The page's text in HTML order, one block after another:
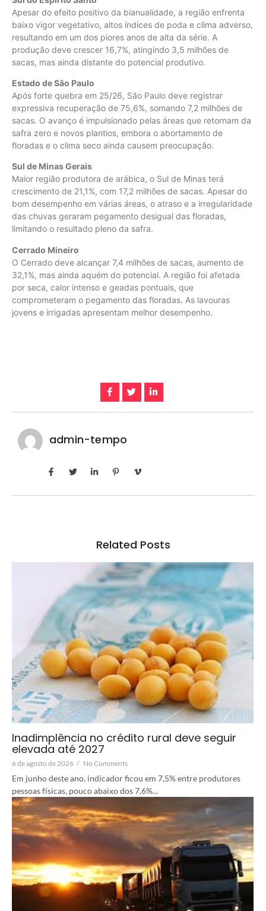
Apesar do efeito positivo da bianualidade, a região enfrenta
baixo vigor vegetativo, altos índices de poda e clima adverso,
resultando em um dos piores anos de alta da série. A
produção deve crescer 16,7%, atingindo 3,5 milhões de
sacas, mas ainda distante do potencial produtivo.
Estado de São Paulo
Após forte quebra em 25/26, São Paulo deve registrar
expressiva recuperação de 75,6%, somando 7,2 milhões de
sacas. O avanço é impulsionado pelas áreas que retornam da
safra zero e novos plantios, embora o abortamento de
floradas e o clima seco ainda causem preocupação.
Sul de Minas Gerais
Maior região produtora de arábica, o Sul de Minas terá
crescimento de 21,1%, com 17,2 milhões de sacas. Apesar do
bom desempenho em várias áreas, o atraso e a irregularidade
das chuvas geraram pegamento desigual das floradas,
limitando o resultado pleno da safra.
Cerrado Mineiro
O Cerrado deve alcançar 7,4 milhões de sacas, aumento de
32,1%, mas ainda aquém do potencial. A região foi afetada
por seca, calor intenso e geadas pontuais, que
comprometeram o pegamento das floradas. As lavouras
jovens e irrigadas apresentam melhor desempenho.
admin-tempo
Related Posts
Inadimplência no crédito rural deve seguir
elevada até 2027
6 de agosto de 2026 / No Comments
Em junho deste ano, indicador ficou em 7,5% entre produtores
pessoas físicas, pouco abaixo dos 7,6%...